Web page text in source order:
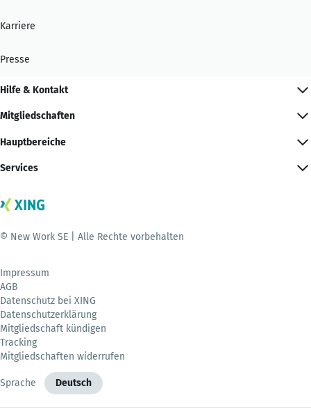
Karriere
Presse
Hilfe & Kontakt
Mitgliedschaften
Hauptbereiche
Services
© New Work SE | Alle Rechte vorbehalten
Impressum
AGB
Datenschutz bei XING
Datenschutzerklärung
Mitgliedschaft kündigen
Tracking
Mitgliedschaften widerrufen
Sprache Deutsch